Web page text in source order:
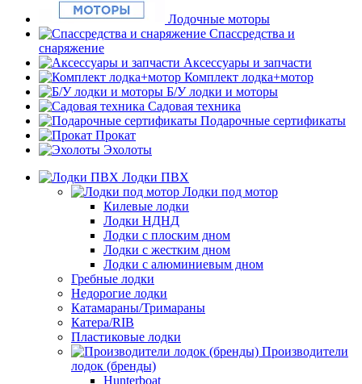
Лодочные моторы
Спассредства и
снаряжение
Аксессуары и запчасти
Комплект лодка+мотор
Б/У лодки и моторы
Садовая техника
Подарочные сертификаты
Прокат
Эхолоты
Лодки ПВХ
Лодки под мотор
Килевые лодки
Лодки НДНД
Лодки с плоским дном
Лодки с жестким дном
Лодки с алюминиевым дном
Гребные лодки
Недорогие лодки
Катамараны/Тримараны
Катера/RIB
Пластиковые лодки
Производители
лодок (бренды)
Hunterboat